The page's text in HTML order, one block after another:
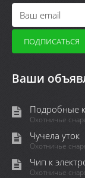
Ваши
Подробные
Охотничье
Чучела уток
Охотничье
Чип к
Охотничье